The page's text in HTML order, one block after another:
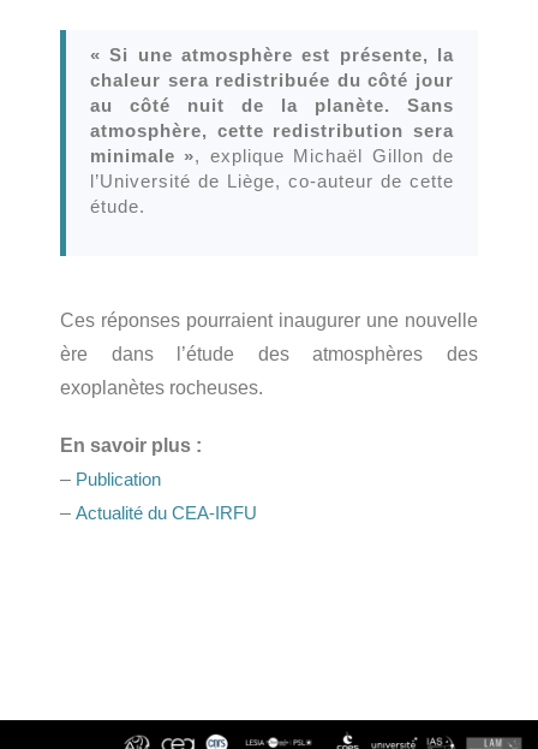
« Si une atmosphère est présente, la
chaleur sera redistribuée du côté jour
au côté nuit de la planète. Sans
atmosphère, cette redistribution sera
minimale », explique Michaël Gillon de
l’Université de Liège, co-auteur de cette
étude.
Ces réponses pourraient inaugurer une nouvelle
ère dans l’étude des atmosphères des
exoplanètes rocheuses.
En savoir plus :
– Publication
– Actualité du CEA-IRFU